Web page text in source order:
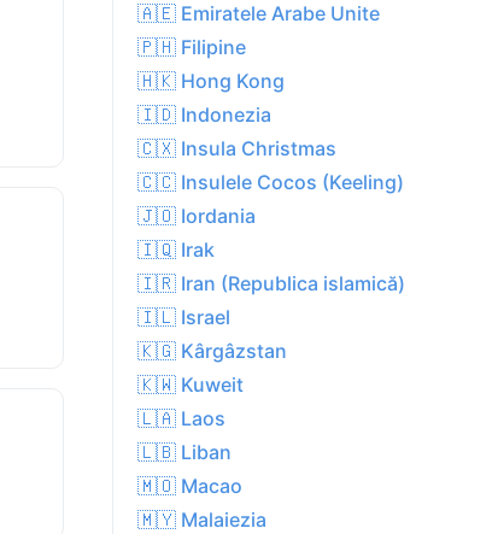
🇦🇪 Emiratele Arabe Unite
🇵🇭 Filipine
🇭🇰 Hong Kong
🇮🇩 Indonezia
🇨🇽 Insula Christmas
🇨🇨 Insulele Cocos (Keeling)
🇯🇴 Iordania
🇮🇶 Irak
🇮🇷 Iran (Republica islamică)
🇮🇱 Israel
🇰🇬 Kârgâzstan
🇰🇼 Kuweit
🇱🇦 Laos
🇱🇧 Liban
🇲🇴 Macao
🇲🇾 Malaiezia